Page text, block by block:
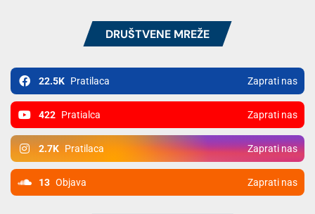
DRUŠTVENE MREŽE
22.5K Pratilaca Zaprati nas
422 Pratialca Zaprati nas
2.7K Pratilaca Zaprati nas
13 Objava Zaprati nas